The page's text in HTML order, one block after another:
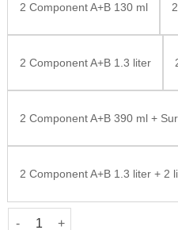
2 Component A+B 130 ml
2 Component A+B 1.3 liter
2 Component A+B 390 ml +
2 Component A+B 1.3 liter + 2
Rubio Monocoat Oil Plus Super